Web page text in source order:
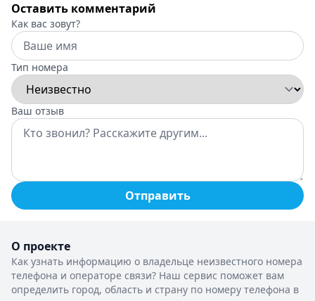
Оставить комментарий
Как вас зовут?
Тип номера
Ваш отзыв
Отправить
О проекте
Как узнать информацию о владельце неизвестного номера
телефона и операторе связи? Наш сервис поможет вам
определить город, область и страну по номеру телефона в